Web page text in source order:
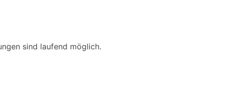
sind laufend möglich.